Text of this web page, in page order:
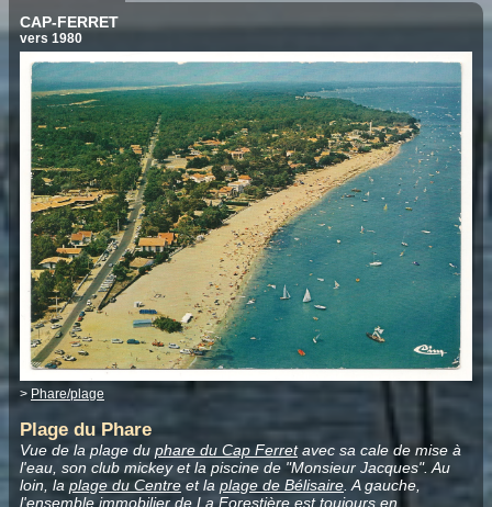
CAP-FERRET
vers 1980
> Phare/plage
Plage du Phare
Vue de la plage du phare du Cap Ferretavec sa cale de mise à
l'eau, son club mickey et la piscine de "Monsieur Jacques". Au
loin, la plage du Centre et la plage de Bélisaire. A gauche,
l'ensemble immobilier de La Forestière est toujours en